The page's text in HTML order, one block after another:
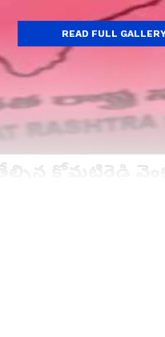
సీఎం రేసులో లేనని తేల్చిన
READ FULL